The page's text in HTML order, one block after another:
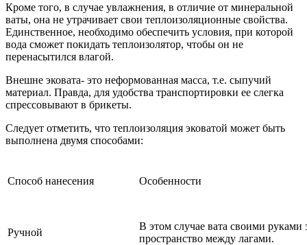
Кроме того, в случае увлажнения, в отличие от минеральной
ваты, она не утрачивает свои теплоизоляционные свойства.
Единственное, необходимо обеспечить условия, при которой
вода сможет покидать теплоизолятор, чтобы он не
перенасытился влагой.
Внешне эковата- это неформованная масса, т.е. сыпучий
материал. Правда, для удобства транспортировки ее слегка
спрессовывают в брикеты.
Следует отметить, что теплоизоляция эковатой может быть
выполнена двумя способами:
Способ нанесения Особенности
Ручной
В этом случае вата своими руками
пространство между лагами.